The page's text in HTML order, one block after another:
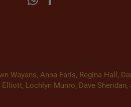
Wayans, Anna Faris, Regina Hall,
Lochlyn Munro, Dave